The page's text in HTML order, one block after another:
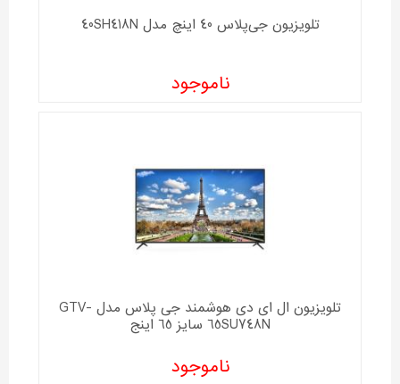
تلویزیون جی‌پلاس 40 اینچ مدل 40SH418N
ناموجود
تلویزیون ال ای دی هوشمند جی پلاس مدل GTV-
65SU748N سایز 65 اینج
ناموجود